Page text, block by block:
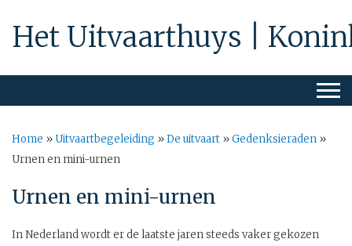
Het Uitvaarthuys |
Home »Uitvaartbegeleiding »De uitvaart »Gedenksieraden »
Urnen en mini-urnen
Urnen en mini-urnen
In Nederland wordt er de laatste jaren steeds vaker gekozen